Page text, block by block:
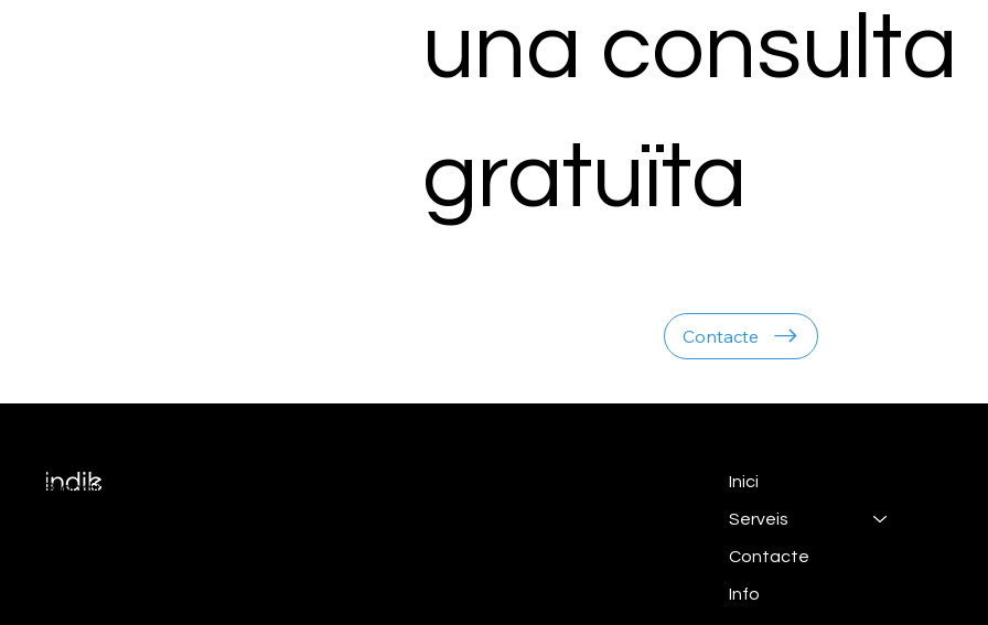
una consulta
gratuïta
Contacte
Branding & Marketing Inici
Serveis
Contacte
Info